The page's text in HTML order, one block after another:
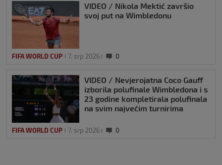
VIDEO / Nikola Mektić završio
svoj put na Wimbledonu
FIFA WORLD CUP 7. srp 2026 0
VIDEO / Nevjerojatna Coco Gauff
izborila polufinale Wimbledona i s
23 godine kompletirala polufinala
na svim najvećim turnirima
FIFA WORLD CUP 7. srp 2026 0